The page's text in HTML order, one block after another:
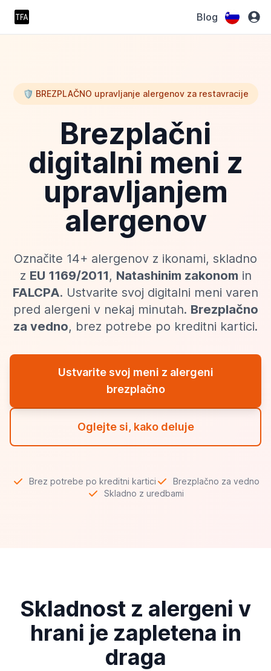
Blog
🛡️ BREZPLAČNO upravljanje alergenov za restavracije
Brezplačni
digitalni meni z
upravljanjem
alergenov
Označite 14+ alergenov z ikonami, skladno
z EU 1169/2011, Natashinim zakonom in
FALCPA. Ustvarite svoj digitalni meni varen
pred alergeni v nekaj minutah. Brezplačno
za vedno, brez potrebe po kreditni kartici.
Ustvarite svoj meni z alergeni
brezplačno
Oglejte si, kako deluje
Brez potrebe po kreditni kartici
Brezplačno za vedno
Skladno z uredbami
Skladnost z alergeni v
hrani je zapletena in
draga